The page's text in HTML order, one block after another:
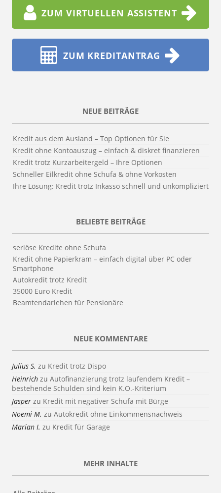
ZUM VIRTUELLEN ASSISTENT
ZUM KREDITANTRAG
NEUE BEITRÄGE
Kredit aus dem Ausland – Top Optionen für Sie
Kredit ohne Kontoauszug – einfach & diskret finanzieren
Kredit trotz Kurzarbeitergeld – Ihre Optionen
Schneller Eilkredit ohne Schufa & ohne Vorkosten
Ihre Lösung: Kredit trotz Inkasso schnell und unkompliziert
BELIEBTE BEITRÄGE
seriöse Kredite ohne Schufa
Kredit ohne Papierkram – einfach digital über PC oder
Smartphone
Autokredit trotz Kredit
35000 Euro Kredit
Beamtendarlehen für Pensionäre
NEUE KOMMENTARE
Julius S. zu Kredit trotz Dispo
Heinrich zu Autofinanzierung trotz laufendem Kredit –
bestehende Schulden sind kein K.O.-Kriterium
Jasper zu Kredit mit negativer Schufa mit Bürge
Noemi M. zu Autokredit ohne Einkommensnachweis
Marian I. zu Kredit für Garage
MEHR INHALTE